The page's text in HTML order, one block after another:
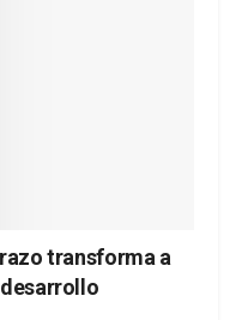
transforma a